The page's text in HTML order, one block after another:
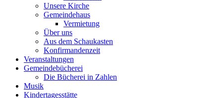
Unsere Kirche
Gemeindehaus
Vermietung
Über uns
Aus dem Schaukasten
Konfirmandenzeit
Veranstaltungen
Gemeindebücherei
Die Bücherei in Zahlen
Musik
Kindertagesstätte